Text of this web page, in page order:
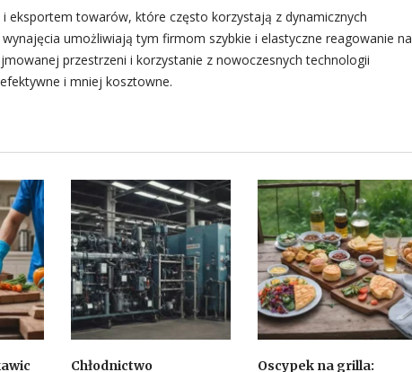
eksportem towarów, które często korzystają z dynamicznych
umożliwiają tym firmom szybkie i elastyczne reagowanie na
przestrzeni i korzystanie z nowoczesnych technologii
i mniej kosztowne.
Chłodnictwo Oscypek na grilla: